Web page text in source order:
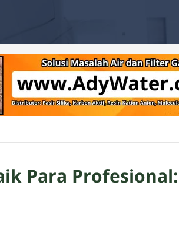
Para